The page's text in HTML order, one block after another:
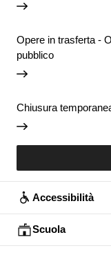
Opere in trasferta -
pubblico
Chiusura
Accessibilità
Scuola